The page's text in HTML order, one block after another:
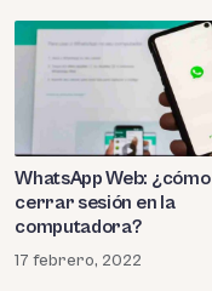
WhatsApp Web: ¿cómo
cerrar sesión en la
computadora?
17 febrero, 2022